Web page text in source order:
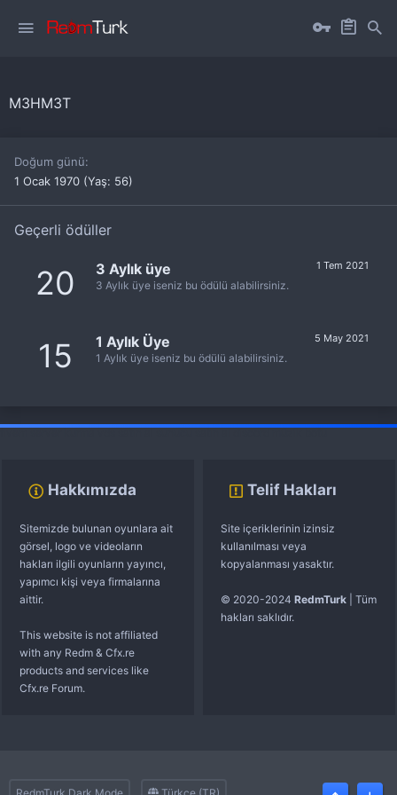
M3HM3T
Doğum günü
1 Ocak 1970 (Yaş: 56)
Geçerli ödüller
20 1 Tem 2021
3 Aylık üye
3 Aylık üye iseniz bu ödülü alabilirsiniz.
15 5 May 2021
1 Aylık Üye
1 Aylık üye iseniz bu ödülü alabilirsiniz.
Hakkımızda
Sitemizde bulunan oyunlara ait
görsel, logo ve videoların
hakları ilgili oyunların yayıncı,
yapımcı kişi veya firmalarına
aittir.
This website is not affiliated
with any Redm & Cfx.re
products and services like
Cfx.re Forum.
Telif Hakları
Site içeriklerinin izinsiz
kullanılması veya
kopyalanması yasaktır.
© 2020-2024 RedmTurk | Tüm
hakları saklıdır.